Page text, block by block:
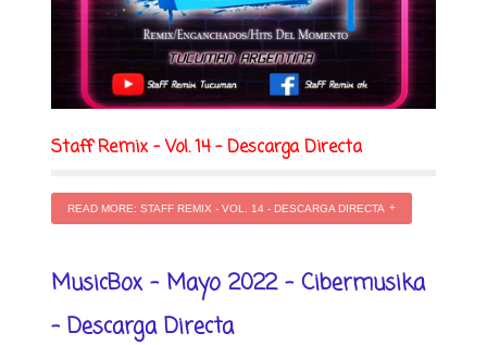
Staff Remix - Vol. 14 - Descarga Directa
READ MORE: STAFF REMIX - VOL. 14 - DESCARGA DIRECTA
MusicBox - Mayo 2022 - Cibermusika
- Descarga Directa